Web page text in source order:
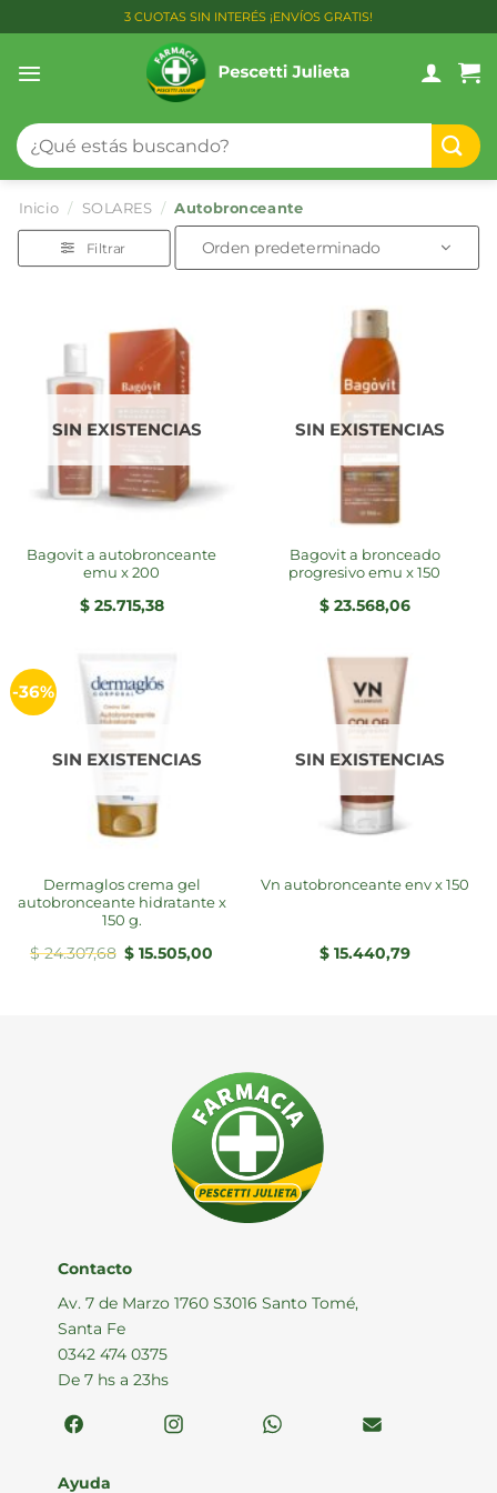
al
contenido
3 CUOTAS SIN INTERÉS ¡ENVÍOS GRATIS!
Buscar
por:
Inicio / SOLARES / Autobronceante
Filtrar
SIN EXISTENCIAS
bagovit a autobronceante
emu x 200
$25.715,38
SIN EXISTENCIAS
bagovit a bronceado
progresivo emu x 150
$23.568,06
-36%
SIN EXISTENCIAS
dermaglos crema gel
autobronceante hidratante x
150 g.
$24.307,68 El
precio
$ 15.505,00
SIN EXISTENCIAS
vn autobronceante env x 150
$15.440,79
Contacto
Av. 7 de Marzo 1760 S3016 Santo Tomé,
Santa Fe
0342 474 0375
De 7 hs a 23hs
Ayuda